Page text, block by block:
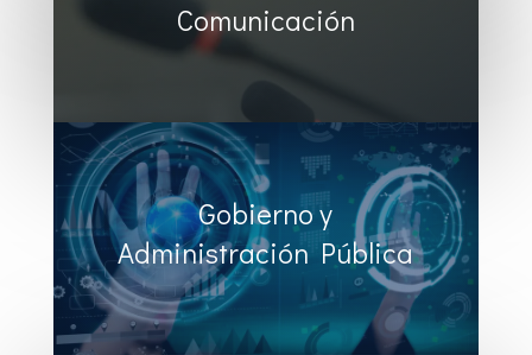
Comunicación
Gobierno y
Administración Pública